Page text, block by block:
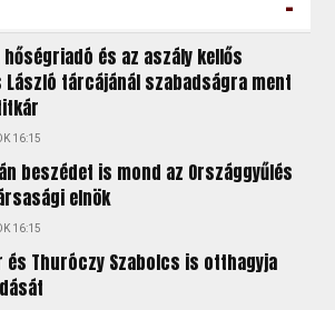
hőségriadó és az aszály kellős
László tárcájánál szabadságra ment
16:15
beszédet is mond az Országgyűlés
elnök
16:15
és Thuróczy Szabolcs is otthagyja